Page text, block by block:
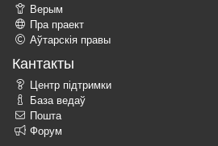
Верым
Пра праект
Аўтарскія правы
Кантакты
Центр підтримки
База ведаў
Пошта
Форум